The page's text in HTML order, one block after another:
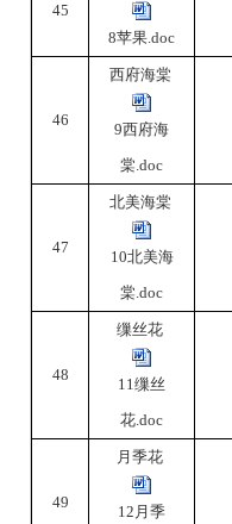
45
8苹果.doc
46
西府海棠
9西府海
棠.doc
47
北美海棠
10北美海
棠.doc
48
缫丝花
11缫丝
花.doc
49
月季花
12月季